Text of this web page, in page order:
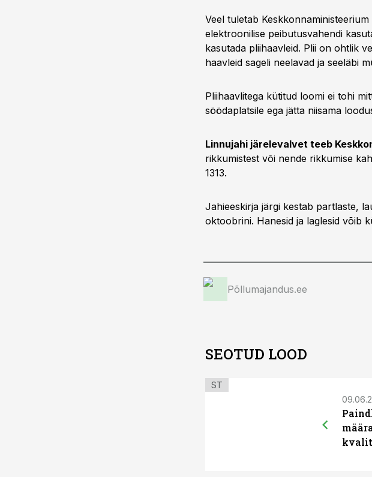
Veel tuletab
elektroonilise peibutusvahendi
kasutada pliihaavleid. Plii on ohtlik
haavleid sageli neelavad ja seeläbi
Pliihaavlitega kütitud loomi ei tohi
söödaplatsile ega jätta niisama
Linnujahi järelevalvet teeb
rikkumistest või nende rikkumise
1313.
Jahieeskirja järgi kestab partlaste,
oktoobrini. Hanesid ja laglesid võib
Põllumajandus.ee
SEOTUD LOOD
ST